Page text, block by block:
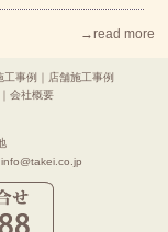
→read more
工事例
店舗施工事例
会社概要